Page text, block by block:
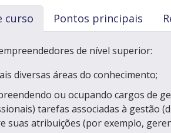
curso Pontos principais
de nível superior:
diversas áreas do conhecimento;
ou ocupando cargos de
tarefas associadas à gestão
suas atribuições (por exemplo,